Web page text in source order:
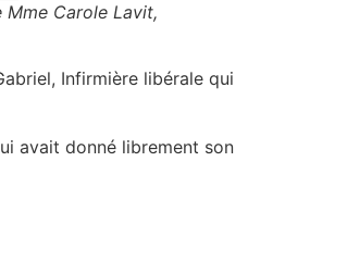
Mme Carole Lavit,
Infirmière libérale qui
avait donné librement son